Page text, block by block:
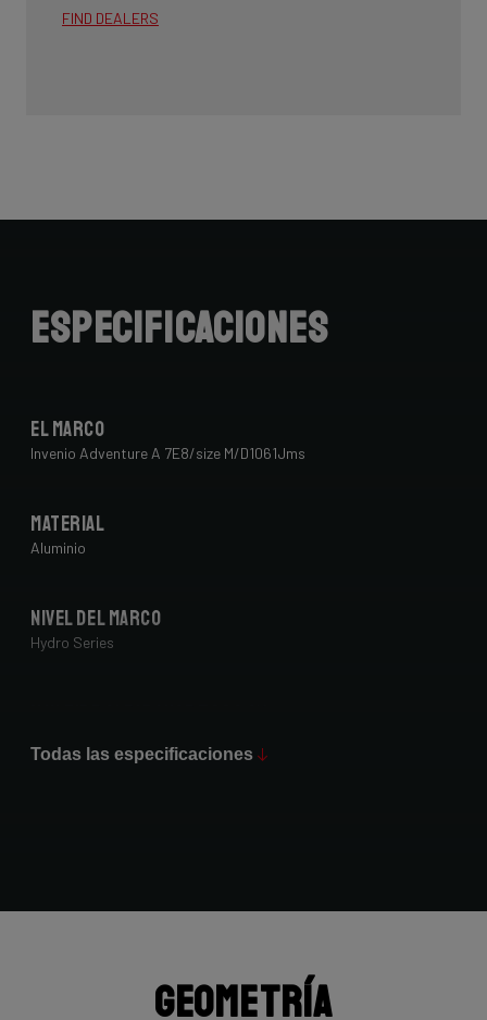
FIND DEALERS
Especificaciones
El marco
Invenio Adventure A 7E8/size M/D1061Jms
Material
Aluminio
Nivel del marco
Hydro Series
Todas las especificaciones
Geometría